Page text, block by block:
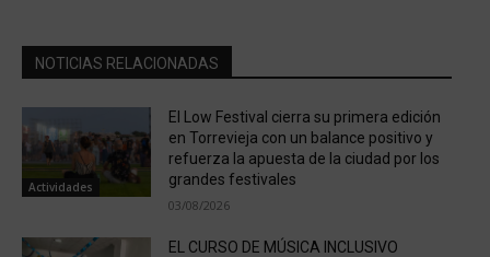
NOTICIAS RELACIONADAS
Actividades
El Low Festival cierra su primera edición
en Torrevieja con un balance positivo y
refuerza la apuesta de la ciudad por los
grandes festivales
03/08/2026
EL CURSO DE MÚSICA INCLUSIVO